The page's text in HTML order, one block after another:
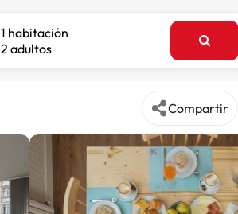
1 habitación
2 adultos
Compartir